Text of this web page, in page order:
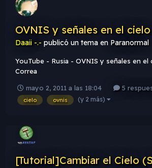
OVNIS y señales en el
Daaii -.- publicó un tema en Paranormal
YouTube - Rusia - OVNIS y señales en el
Correa
mayo 2, 2011 a las 18:04 5
cielo ovnis (y 2 más)
[Tutorial]Cambiar el Cielo